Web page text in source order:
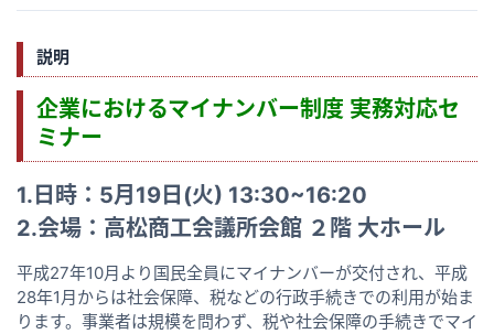
説明
企業におけるマイナンバー制度 実務対応セ
ミナー
1. 日時： 5月19日(火) 13:30~16:20
2.会場： 高松商工会議所会館 ２階 大ホール
平成27年10月より国民全員にマイナンバーが交付され、平成
28年1月からは社会保障、税などの行政手続きでの利用が始ま
ります。事業者は規模を問わず、税や社会保障の手続きでマイ